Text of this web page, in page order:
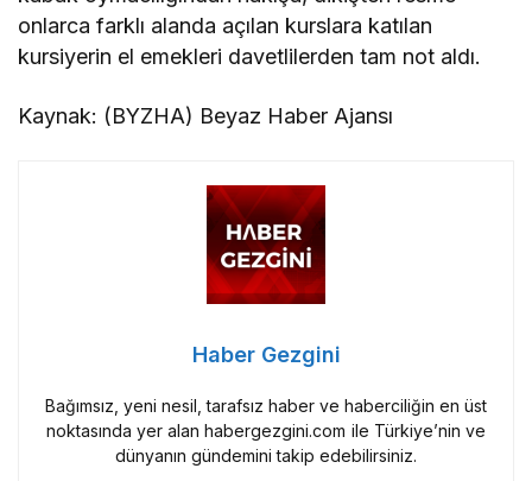
onlarca farklı alanda açılan kurslara katılan
kursiyerin el emekleri davetlilerden tam not aldı.
Kaynak: (BYZHA) Beyaz Haber Ajansı
Haber Gezgini
Bağımsız, yeni nesil, tarafsız haber ve haberciliğin en üst
noktasında yer alan habergezgini.com ile Türkiye’nin ve
dünyanın gündemini takip edebilirsiniz.